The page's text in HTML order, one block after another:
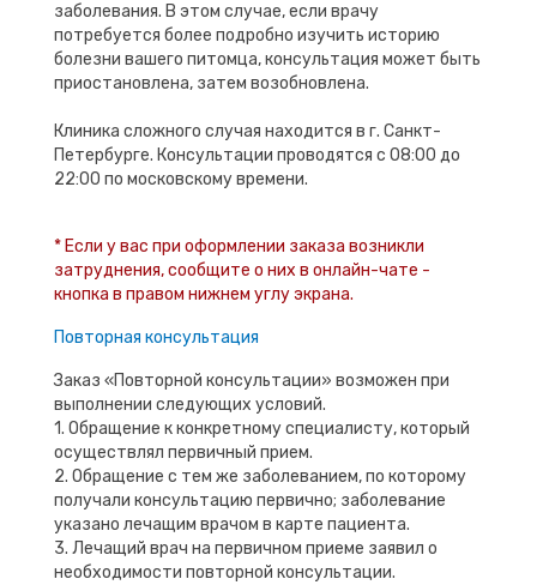
заболевания. В этом случае, если врачу
потребуется более подробно изучить историю
болезни вашего питомца, консультация может быть
приостановлена, затем возобновлена.
Клиника сложного случая находится в г. Санкт-
Петербурге. Консультации проводятся с 08:00 до
22:00 по московскому времени.
* Если у вас при оформлении заказа возникли
затруднения, сообщите о них в онлайн-чате -
кнопка в правом нижнем углу экрана.
Повторная консультация
Заказ «Повторной консультации» возможен при
выполнении следующих условий.
1. Обращение к конкретному специалисту, который
осуществлял первичный прием.
2. Обращение с тем же заболеванием, по которому
получали консультацию первично; заболевание
указано лечащим врачом в карте пациента.
3. Лечащий врач на первичном приеме заявил о
необходимости повторной консультации.